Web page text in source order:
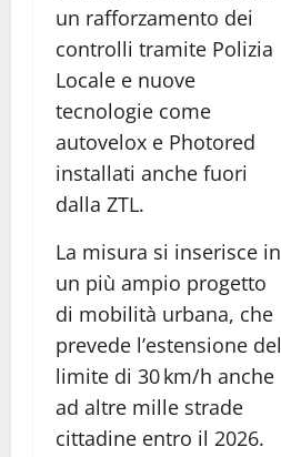
un rafforzamento dei
controlli tramite Polizia
Locale e nuove
tecnologie come
autovelox e Photored
installati anche fuori
dalla ZTL.
La misura si inserisce in
un più ampio progetto
di mobilità urbana, che
prevede l’estensione del
limite di 30 km/h anche
ad altre mille strade
cittadine entro il 2026.